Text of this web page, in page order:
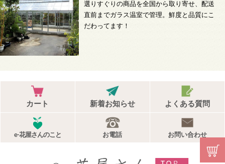
選りすぐりの商品を全国から取り寄せ、配送
直前までガラス温室で管理。鮮度と品質にこ
だわってます！
カート 新着お知らせ よくある質問
e-花屋さんのこと お電話 お問い合わせ